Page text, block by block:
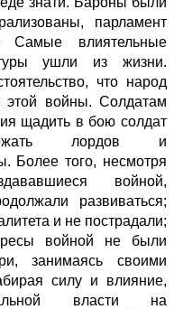
парламент
влиятельные
ушли из жизни.
что народ
этой войны. Солдатам
щадить в бою солдат
лордов и
Более того, несмотря
войной,
развиваться;
и не пострадали;
войной не были
занимаясь своими
силу и влияние,
власти на